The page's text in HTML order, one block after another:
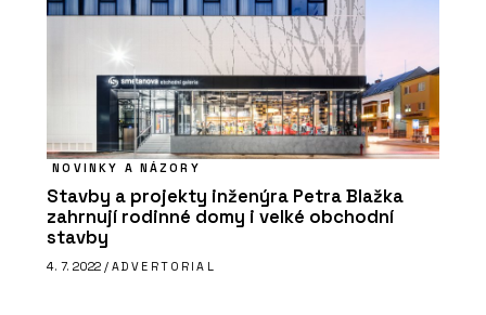
PRODUKTY
Profikalkulátor Rigips
NOVINKY A NÁZORY
Stavby a projekty inženýra Petra Blažka
zahrnují rodinné domy i velké obchodní
stavby
4. 7. 2022 / ADVERTORIAL